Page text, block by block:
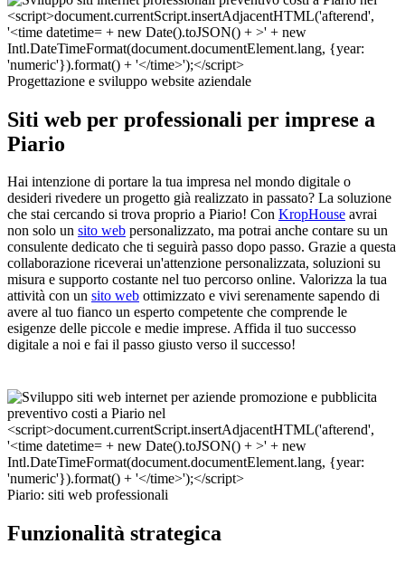
Progettazione e sviluppo website aziendale
Siti web per professionali per imprese a
Piario
Hai intenzione di portare la tua impresa nel mondo digitale o
desideri rivedere un progetto già realizzato in passato? La soluzione
che stai cercando si trova proprio a Piario! Con KropHouse avrai
non solo un sito web personalizzato, ma potrai anche contare su un
consulente dedicato che ti seguirà passo dopo passo. Grazie a questa
collaborazione riceverai un'attenzione personalizzata, soluzioni su
misura e supporto costante nel tuo percorso online. Valorizza la tua
attività con un sito web ottimizzato e vivi serenamente sapendo di
avere al tuo fianco un esperto competente che comprende le
esigenze delle piccole e medie imprese. Affida il tuo successo
digitale a noi e fai il passo giusto verso il successo!
Piario: siti web professionali
Funzionalità strategica